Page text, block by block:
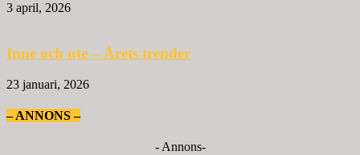
3 april, 2026
Inne och ute – Årets trender
23 januari, 2026
– ANNONS –
- Annons-